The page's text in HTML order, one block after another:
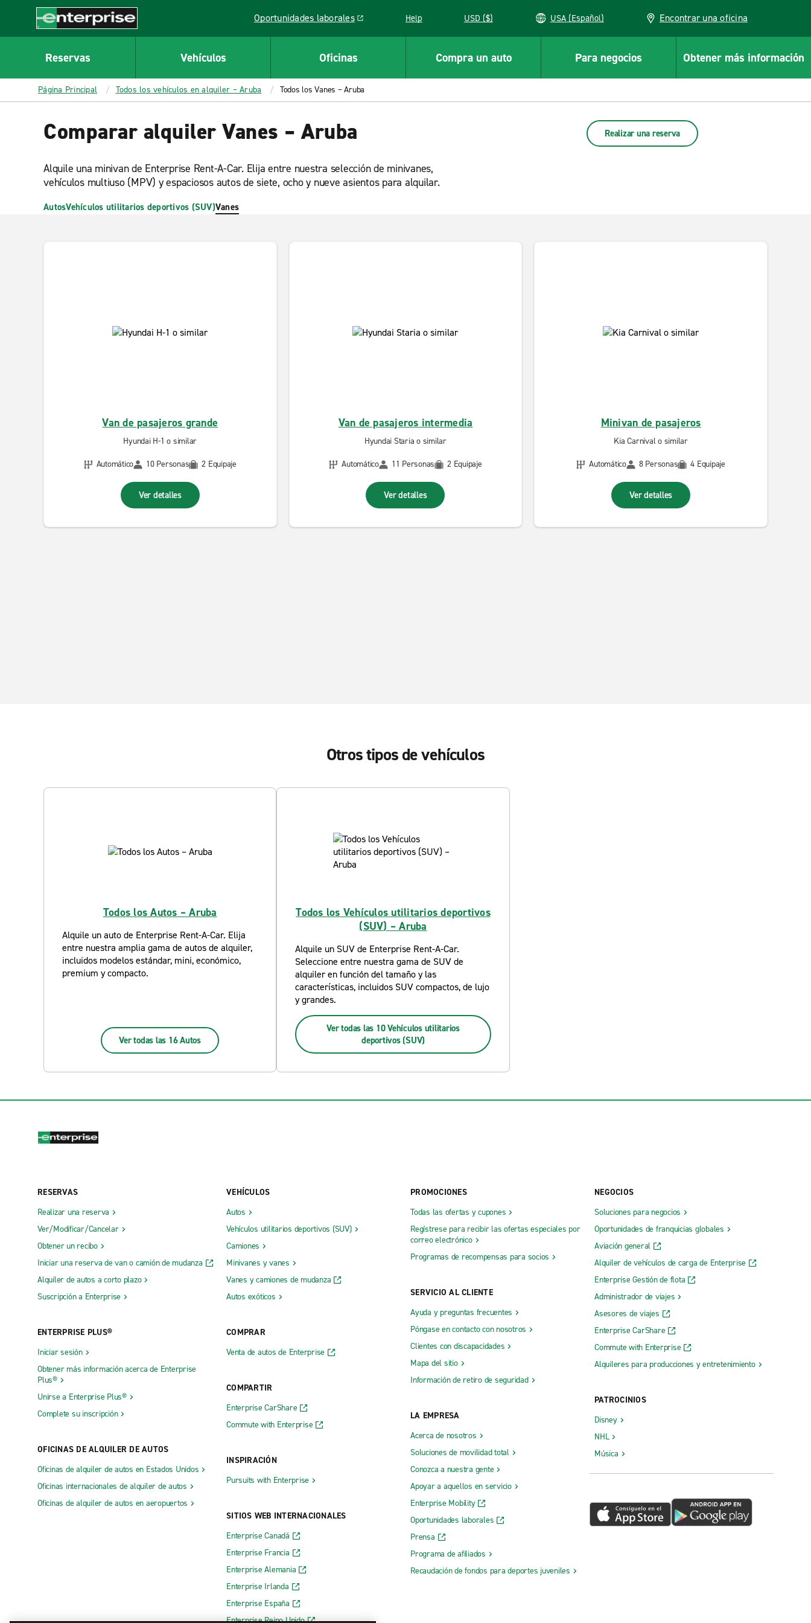
CONTENT
Enterprise
Oportunidades laborales
Link opens in a new window Help USD ($) USA (Español) Encontrar una oficina
Reservas Vehículos Oficinas Compra un auto Para negocios Obtener más información
Página Principal Todos los vehículos en alquiler – Aruba Todos los Vanes – Aruba
Comparar alquiler Vanes – Aruba
Alquile una minivan de Enterprise Rent-A-Car. Elija entre nuestra selección de minivanes,
vehículos multiuso (MPV) y espaciosos autos de siete, ocho y nueve asientos para alquilar.
Realizar una reserva
AutosVehículos utilitarios deportivos (SUV)Vanes
Van de pasajeros grande
Hyundai H-1 o similar
Automático
10 Personas 2 Equipaje
Ver detalles
Van de pasajeros intermedia
Hyundai Staria o similar
Automático
11 Personas 2 Equipaje
Ver detalles
Minivan de pasajeros
Kia Carnival o similar
Automático
8 Personas 4 Equipaje
Ver detalles
Otros tipos de vehículos
Todos los Autos – Aruba
Alquile un auto de Enterprise Rent-A-Car. Elija
entre nuestra amplia gama de autos de alquiler,
incluidos modelos estándar, mini, económico,
premium y compacto.
Ver todas las 16 Autos
Todos los Vehículos utilitarios deportivos
(SUV) – Aruba
Alquile un SUV de Enterprise Rent-A-Car.
Seleccione entre nuestra gama de SUV de
alquiler en función del tamaño y las
características, incluidos SUV compactos, de lujo
y grandes.
Ver todas las 10 Vehículos utilitarios
deportivos (SUV)
RESERVAS
Realizar una reserva
Ver/Modificar/Cancelar
Obtener un recibo
Iniciar una reserva de van o camión de mudanza
Alquiler de autos a corto plazo
Suscripción a Enterprise
ENTERPRISE PLUS®
Iniciar sesión
Obtener más información acerca de Enterprise
Plus®
Unirse a Enterprise Plus®
Complete su inscripción
OFICINAS DE ALQUILER DE AUTOS
Oficinas de alquiler de autos en Estados Unidos
Oficinas internacionales de alquiler de autos
Oficinas de alquiler de autos en aeropuertos
VEHÍCULOS
Autos
Vehículos utilitarios deportivos (SUV)
Camiones
Minivanes y vanes
Vanes y camiones de mudanza
Autos exóticos
COMPRAR
Venta de autos de Enterprise
COMPARTIR
Enterprise CarShare
Commute with Enterprise
INSPIRACIÓN
Pursuits with Enterprise
SITIOS WEB INTERNACIONALES
Enterprise Canadá
Enterprise Francia
Enterprise Alemania
Enterprise Irlanda
Enterprise España
Enterprise Reino Unido
PROMOCIONES
Todas las ofertas y cupones
Regístrese para recibir las ofertas especiales por
correo electrónico
Programas de recompensas para socios
SERVICIO AL CLIENTE
Ayuda y preguntas frecuentes
Póngase en contacto con nosotros
Clientes con discapacidades
Mapa del sitio
Información de retiro de seguridad
LA EMPRESA
Acerca de nosotros
Soluciones de movilidad total
Conozca a nuestra gente
Apoyar a aquellos en servicio
Enterprise Mobility
Oportunidades laborales
Prensa
Programa de afiliados
Recaudación de fondos para deportes juveniles
NEGOCIOS
Soluciones para negocios
Oportunidades de franquicias globales
Aviación general
Alquiler de vehículos de carga de Enterprise
Enterprise Gestión de flota
Administrador de viajes
Asesores de viajes
Enterprise CarShare
Commute with Enterprise
Alquileres para producciones y entretenimiento
PATROCINIOS
Disney
NHL
Música